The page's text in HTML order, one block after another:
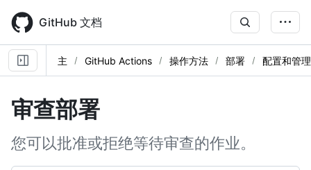
main
content
GitHub 文档
主 GitHub Actions 操作方法 部署 配置和管
审查部署
您可以批准或拒绝等待审查的作业。